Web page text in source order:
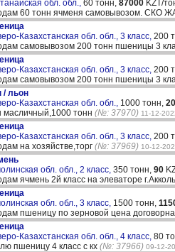
обл. обл., 60 тонн, 87000 KZT/
60 тонн ячменя самовывозом.
Казахстанская обл. обл., 3 класс, 200
самовывозом 200 тонн пшеницы
Казахстанская обл. обл., 3 класс, 200
самовывозом 200 тонн пшеницы
/ льон
Казахстанская обл. обл., 1000 тонн,
масличный,1000 тонн (№: 37970) 11-12-
Казахстанская обл. обл., 3 класс, 200
на хозяйстве,торг (№: 37969) 10-12-
обл. обл., 2 класс, 350 тонн, 90
ячмень 2й класс на элеваторе
обл. обл., 3 класс, 1500 тонн,
пшеницу по зерновой цена
Казахстанская обл. обл., 4 класс, 80
пшеницу 4 класс с кх (№: 37966) 09-12-